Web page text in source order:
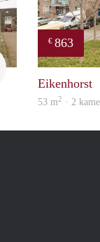
Woning
€ 863
Eikenhorst
53 m2 · 2